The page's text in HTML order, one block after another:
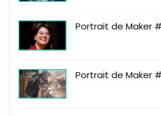
Portrait de Maker
Portrait de Maker